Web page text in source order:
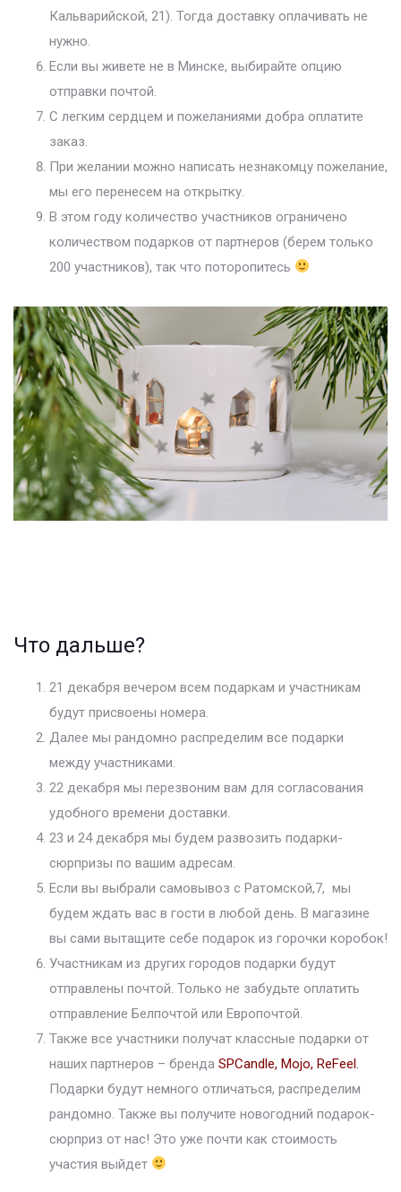
Кальварийской, 21). Тогда доставку оплачивать не
нужно.
Если вы живете не в Минске, выбирайте опцию
отправки почтой.
С легким сердцем и пожеланиями добра оплатите
заказ.
При желании можно написать незнакомцу пожелание,
мы его перенесем на открытку.
В этом году количество участников ограничено
количеством подарков от партнеров (берем только
200 участников), так что поторопитесь
Что дальше?
21 декабря вечером всем подаркам и участникам
будут присвоены номера.
Далее мы рандомно распределим все подарки
между участниками.
22 декабря мы перезвоним вам для согласования
удобного времени доставки.
23 и 24 декабря мы будем развозить подарки-
сюрпризы по вашим адресам.
Если вы выбрали самовывоз с Ратомской,7, мы
будем ждать вас в гости в любой день. В магазине
вы сами вытащите себе подарок из горочки коробок!
Участникам из других городов подарки будут
отправлены почтой. Только не забудьте оплатить
отправление Белпочтой или Европочтой.
Также все участники получат классные подарки от
наших партнеров – бренда SPCandle, Mojo, ReFeel.
Подарки будут немного отличаться, распределим
рандомно. Также вы получите новогодний подарок-
сюрприз от нас! Это уже почти как стоимость
участия выйдет